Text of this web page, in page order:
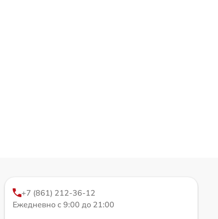
+7 (861) 212-36-12
Ежедневно с 9:00 до 21:00